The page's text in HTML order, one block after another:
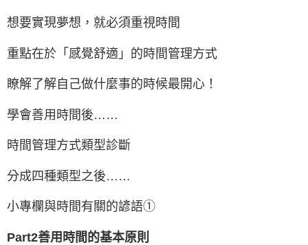
想要實現夢想，就必須重視時間
重點在於「感覺舒適」的時間管理方式
瞭解了解自己做什麼事的時候最開心！
學會善用時間後……
時間管理方式類型診斷
分成四種類型之後……
小專欄與時間有關的諺語①
Part2善用時間的基本原則